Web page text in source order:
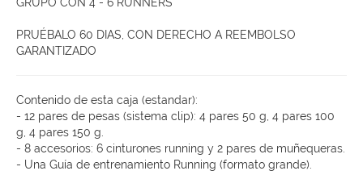
PRUÉBALO 60 DIAS, CON DERECHO A REEMBOLSO
GARANTIZADO
Contenido de esta caja (estandar):
- 12 pares de pesas (sistema clip): 4 pares 50 g, 4 pares 100
g, 4 pares 150 g.
- 8 accesorios: 6 cinturones running y 2 pares de muñequeras.
- Una Guía de entrenamiento Running (formato grande).